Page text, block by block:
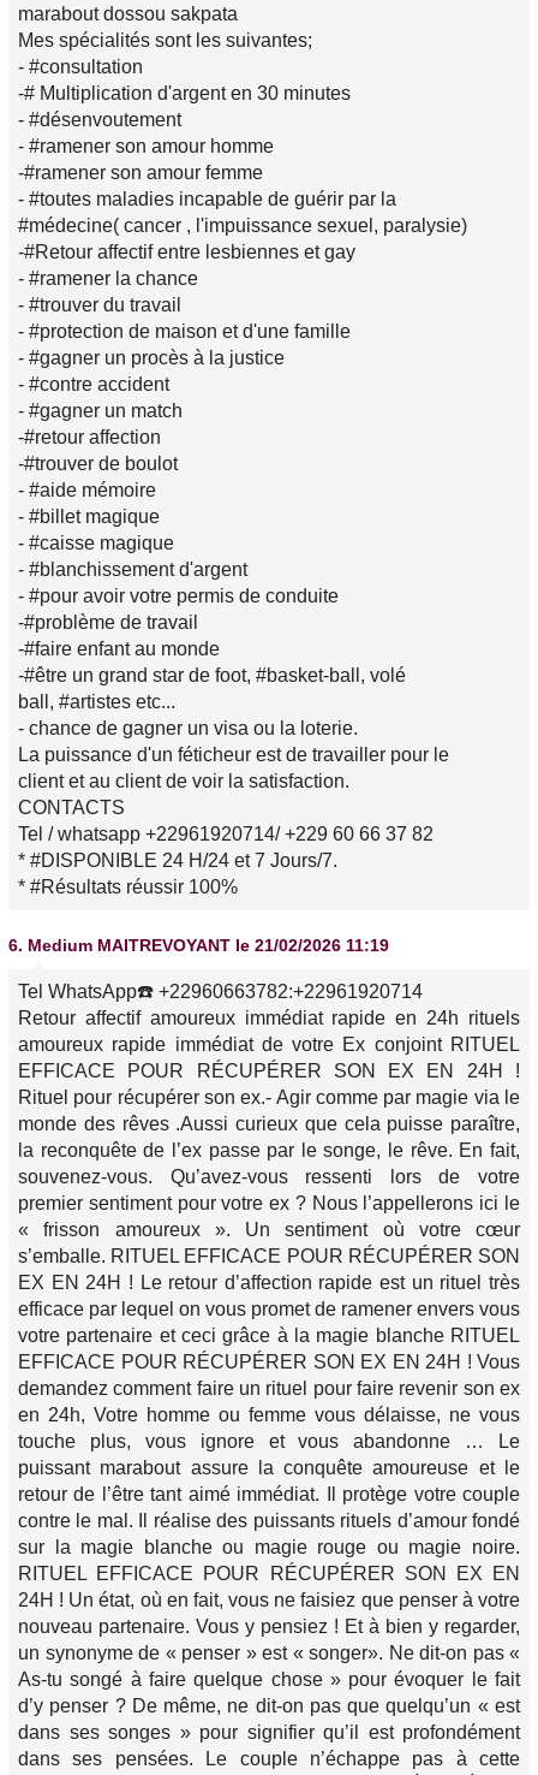
marabout dossou sakpata
Mes spécialités sont les suivantes;
- #consultation
-# Multiplication d'argent en 30 minutes
- #désenvoutement
- #ramener son amour homme
-#ramener son amour femme
- #toutes maladies incapable de guérir par la
#médecine( cancer , l'impuissance sexuel, paralysie)
-#Retour affectif entre lesbiennes et gay
- #ramener la chance
- #trouver du travail
- #protection de maison et d'une famille
- #gagner un procès à la justice
- #contre accident
- #gagner un match
-#retour affection
-#trouver de boulot
- #aide mémoire
- #billet magique
- #caisse magique
- #blanchissement d'argent
- #pour avoir votre permis de conduite
-#problème de travail
-#faire enfant au monde
-#être un grand star de foot, #basket-ball, volé
ball, #artistes etc...
- chance de gagner un visa ou la loterie.
La puissance d'un féticheur est de travailler pour le
client et au client de voir la satisfaction.
CONTACTS
Tel / whatsapp +22961920714/ +229 60 66 37 82
* #DISPONIBLE 24 H/24 et 7 Jours/7.
* #Résultats réussir 100%
6. Medium MAITREVOYANT le 21/02/2026 11:19
Tel WhatsApp☎️ +22960663782:+22961920714
Retour affectif amoureux immédiat rapide en 24h rituels
amoureux rapide immédiat de votre Ex conjoint RITUEL
EFFICACE POUR RÉCUPÉRER SON EX EN 24H !
Rituel pour récupérer son ex.- Agir comme par magie via le
monde des rêves .Aussi curieux que cela puisse paraître,
la reconquête de l’ex passe par le songe, le rêve. En fait,
souvenez-vous. Qu’avez-vous ressenti lors de votre
premier sentiment pour votre ex ? Nous l’appellerons ici le
« frisson amoureux ». Un sentiment où votre cœur
s’emballe. RITUEL EFFICACE POUR RÉCUPÉRER SON
EX EN 24H ! Le retour d’affection rapide est un rituel très
efficace par lequel on vous promet de ramener envers vous
votre partenaire et ceci grâce à la magie blanche RITUEL
EFFICACE POUR RÉCUPÉRER SON EX EN 24H ! Vous
demandez comment faire un rituel pour faire revenir son ex
en 24h, Votre homme ou femme vous délaisse, ne vous
touche plus, vous ignore et vous abandonne … Le
puissant marabout assure la conquête amoureuse et le
retour de l’être tant aimé immédiat. Il protège votre couple
contre le mal. Il réalise des puissants rituels d’amour fondé
sur la magie blanche ou magie rouge ou magie noire.
RITUEL EFFICACE POUR RÉCUPÉRER SON EX EN
24H ! Un état, où en fait, vous ne faisiez que penser à votre
nouveau partenaire. Vous y pensiez ! Et à bien y regarder,
un synonyme de « penser » est « songer». Ne dit-on pas «
As-tu songé à faire quelque chose » pour évoquer le fait
d’y penser ? De même, ne dit-on pas que quelqu’un « est
dans ses songes » pour signifier qu’il est profondément
dans ses pensées. Le couple n’échappe pas à cette